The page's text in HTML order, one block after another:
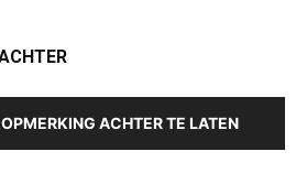
ACHTER TE LATEN